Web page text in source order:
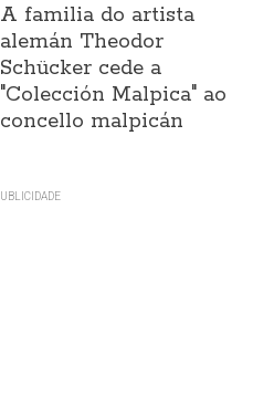
A familia do artista
alemán Theodor
Schücker cede a
"Colección Malpica" ao
concello malpicán